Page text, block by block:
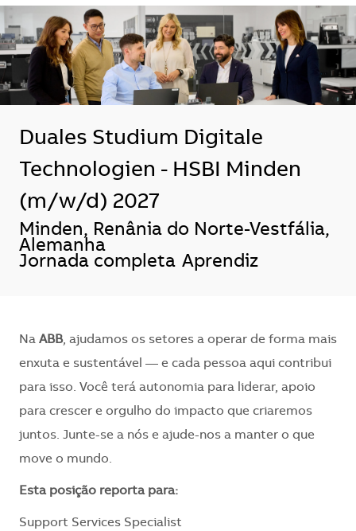
Duales Studium Digitale
Technologien - HSBI Minden
(m/w/d) 2027
Localização
Minden, Renânia do Norte-Vestfália,
Alemanha
Jornada completa Aprendiz
Na ABB, ajudamos os setores a operar de forma mais
enxuta e sustentável — e cada pessoa aqui contribui
para isso. Você terá autonomia para liderar, apoio
para crescer e orgulho do impacto que criaremos
juntos. Junte-se a nós e ajude-nos a manter o que
move o mundo.
​Esta posição reporta para:
Support Services Specialist